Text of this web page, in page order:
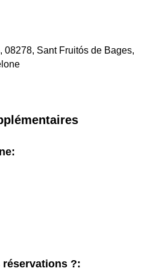
08278, Sant Fruitós de Bages,
?: